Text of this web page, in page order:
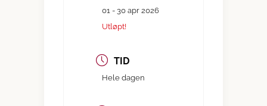
01 - 30 apr 2026
Utløpt!
TID
Hele dagen